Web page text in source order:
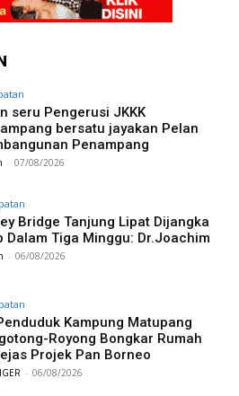
seru Pengerusi JKKK
bersatu jayakan Pelan
Penampang
- 07/08/2026
Bridge Tanjung Lipat Dijangka
Dalam Tiga Minggu: Dr.Joachim
- 06/08/2026
Kampung Matupang
Royong Bongkar Rumah
Projek Pan Borneo
- 06/08/2026